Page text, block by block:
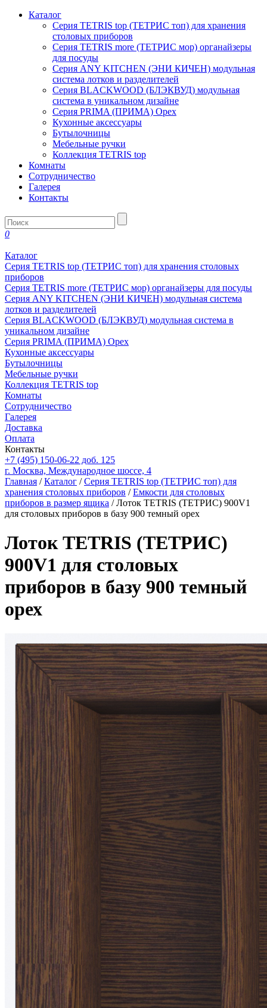
Каталог
Серия TETRIS top (ТЕТРИС топ) для хранения
столовых приборов
Серия TETRIS more (ТЕТРИС мор) органайзеры
для посуды
Серия ANY KITCHEN (ЭНИ КИЧЕН) модульная
система лотков и разделителей
Серия BLACKWOOD (БЛЭКВУД) модульная
система в уникальном дизайне
Серия PRIMA (ПРИМА) Орех
Кухонные аксессуары
Бутылочницы
Мебельные ручки
Коллекция TETRIS top
Комнаты
Сотрудничество
Галерея
Контакты
0
Каталог
Серия TETRIS top (ТЕТРИС топ) для хранения столовых
приборов
Серия TETRIS more (ТЕТРИС мор) органайзеры для посуды
Серия ANY KITCHEN (ЭНИ КИЧЕН) модульная система
лотков и разделителей
Серия BLACKWOOD (БЛЭКВУД) модульная система в
уникальном дизайне
Серия PRIMA (ПРИМА) Орех
Кухонные аксессуары
Бутылочницы
Мебельные ручки
Коллекция TETRIS top
Комнаты
Сотрудничество
Галерея
Доставка
Оплата
Контакты
+7 (495) 150-06-22 доб. 125
г. Москва, Международное шоссе, 4
Главная /Каталог /Серия TETRIS top (ТЕТРИС топ) для
хранения столовых приборов /Емкости для столовых
приборов в размер ящика / Лоток TETRIS (ТЕТРИС) 900V1
для столовых приборов в базу 900 темный орех
Лоток TETRIS (ТЕТРИС)
900V1 для столовых
приборов в базу 900 темный
орех